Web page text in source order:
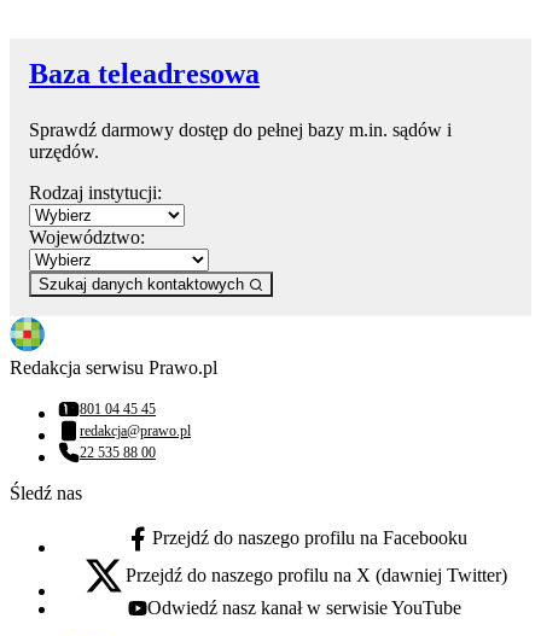
Baza teleadresowa
Sprawdź darmowy dostęp do pełnej bazy m.in. sądów i
urzędów.
Rodzaj instytucji:
Województwo:
Szukaj danych kontaktowych
Redakcja serwisu Prawo.pl
Numer telefonu:
801 04 45 45
Adres email:
redakcja@prawo.pl
Numer telefonu:
22 535 88 00
Śledź nas
facebook - otwiera się w nowej karcie
Przejdź do naszego profilu na Facebooku
x - otwiera się w nowej karcie
Przejdź do naszego profilu na X (dawniej Twitter)
youtube - otwiera się w nowej karcie
Odwiedź nasz kanał w serwisie YouTube